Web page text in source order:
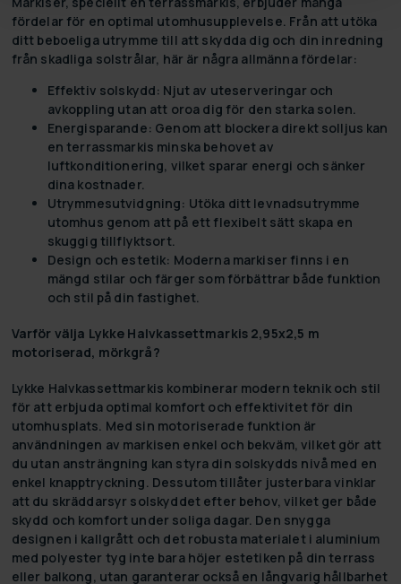
fördelar för en optimal utomhusupplevelse. Från att utöka
ditt beboeliga utrymme till att skydda dig och din inredning
från skadliga solstrålar, här är några allmänna fördelar:
Effektiv solskydd: Njut av uteserveringar och
avkoppling utan att oroa dig för den starka solen.
Energisparande: Genom att blockera direkt solljus kan
en terrassmarkis minska behovet av
luftkonditionering, vilket sparar energi och sänker
dina kostnader.
Utrymmesutvidgning: Utöka ditt levnadsutrymme
utomhus genom att på ett flexibelt sätt skapa en
skuggig tillflyktsort.
Design och estetik: Moderna markiser finns i en
mängd stilar och färger som förbättrar både funktion
och stil på din fastighet.
Varför välja Lykke Halvkassettmarkis 2,95x2,5 m
motoriserad, mörkgrå?
Lykke Halvkassettmarkis kombinerar modern teknik och stil
för att erbjuda optimal komfort och effektivitet för din
utomhusplats. Med sin motoriserade funktion är
användningen av markisen enkel och bekväm, vilket gör att
du utan ansträngning kan styra din solskydds nivå med en
enkel knapptryckning. Dessutom tillåter justerbara vinklar
att du skräddarsyr solskyddet efter behov, vilket ger både
skydd och komfort under soliga dagar. Den snygga
designen i kallgrått och det robusta materialet i aluminium
med polyester tyg inte bara höjer estetiken på din terrass
eller balkong, utan garanterar också en långvarig hållbarhet